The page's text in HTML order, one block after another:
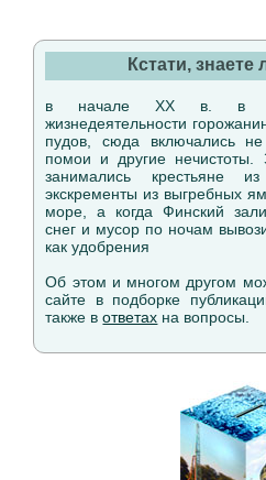
Кстати, знаете
в начале XX в. в
жизнедеятельности
пудов, сюда включались
помои и другие
занимались крестьяне
экскременты из выгребных
море, а когда Финский
снег и мусор по ночам
как удобрения
Об этом и многом другом
сайте в подборке
также вответах на вопросы.